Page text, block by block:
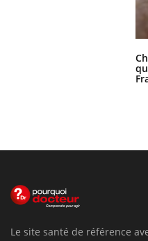
Le site santé de référence